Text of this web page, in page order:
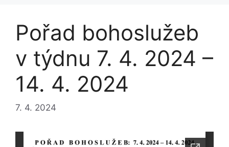
Pořad bohoslužeb
v týdnu 7. 4. 2024 –
14. 4. 2024
7. 4. 2024